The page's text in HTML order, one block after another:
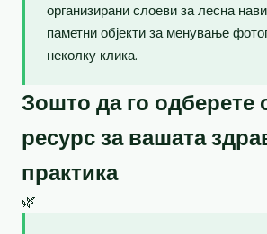
организирани слоеви за лесна
паметни објекти за менување
неколку клика.
Зошто да го одберете
ресурс за вашата
практика
🌿